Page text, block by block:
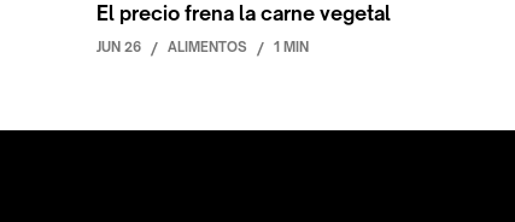
El precio frena la carne vegetal
JUN 26 / ALIMENTOS / 1 MIN